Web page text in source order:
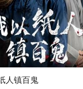
人镇百鬼